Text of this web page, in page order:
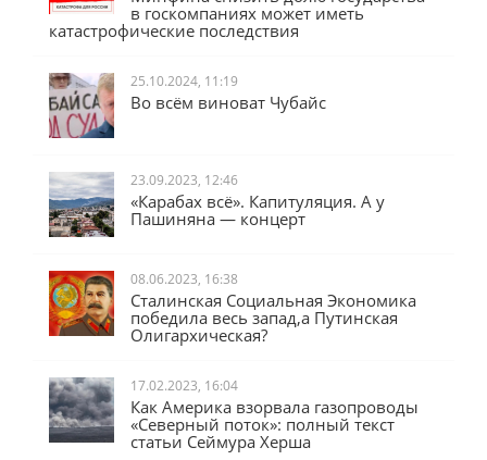
в госкомпаниях может иметь
катастрофические последствия
25.10.2024, 11:19
Во всём виноват Чубайс
23.09.2023, 12:46
«Карабах всё». Капитуляция. А у
Пашиняна — концерт
08.06.2023, 16:38
Сталинская Социальная Экономика
победила весь запад,а Путинская
Олигархическая?
17.02.2023, 16:04
Как Америка взорвала газопроводы
«Северный поток»: полный текст
статьи Сеймура Херша